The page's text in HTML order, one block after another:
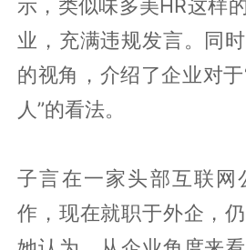
示，类似味多美HR这样
业，充满违规发言。同
的视角，介绍了企业对于
人”的看法。
子言在一家头部互联网
作，现在就职于外企，仍